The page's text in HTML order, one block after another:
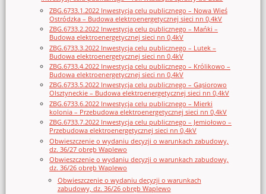
ZBG.6733.1.2022 Inwestycja celu publicznego – Nowa Wieś
Ostródzka – Budowa elektroenergetycznej sieci nn 0,4kV
ZBG.6733.2.2022 Inwestycja celu publicznego – Mańki –
Budowa elektroenergetycznej sieci nn 0,4kV
ZBG.6733.3.2022 Inwestycja celu publicznego – Lutek –
Budowa elektroenergetycznej sieci nn 0,4kV
ZBG.6733.4.2022 Inwestycja celu publicznego – Królikowo –
Budowa elektroenergetycznej sieci nn 0,4kV
ZBG.6733.5.2022 Inwestycja celu publicznego – Gąsiorowo
Olsztyneckie – Budowa elektroenergetycznej sieci nn 0,4kV
ZBG.6733.6.2022 Inwestycja celu publicznego – Mierki
kolonia – Przebudowa elektroenergetycznej sieci nn 0,4kV
ZBG.6733.7.2022 Inwestycja celu publicznego – Jemiołowo –
Przebudowa elektroenergetycznej sieci nn 0,4kV
Obwieszczenie o wydaniu decyzji o warunkach zabudowy,
dz. 36/27 obręb Waplewo
Obwieszczenie o wydaniu decyzji o warunkach zabudowy,
dz. 36/26 obręb Waplewo
Obwieszczenie o wydaniu decyzji o warunkach
zabudowy, dz. 36/26 obręb Waplewo